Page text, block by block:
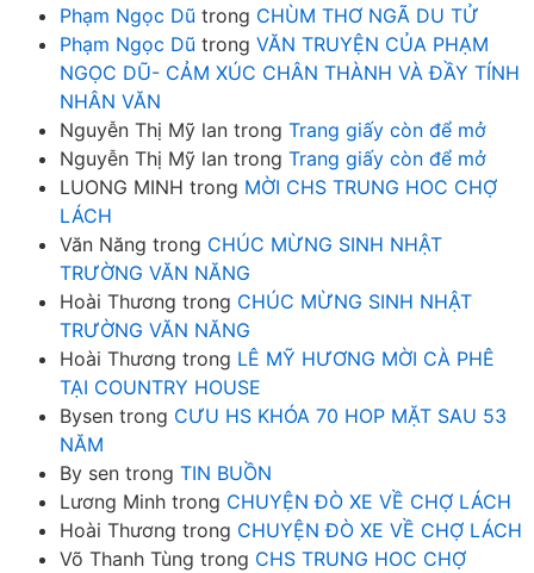
Phạm Ngọc Dũ trong CHÙM THƠ NGÃ DU TỬ
Phạm Ngọc Dũ trong VĂN TRUYỆN CỦA PHẠM
NGỌC DŨ- CẢM XÚC CHÂN THÀNH VÀ ĐẦY TÍNH
NHÂN VĂN
Nguyễn Thị Mỹ lan trong Trang giấy còn để mở
Nguyễn Thị Mỹ lan trong Trang giấy còn để mở
LUONG MINH trong MỜI CHS TRUNG HOC CHỢ
LÁCH
Văn Năng trong CHÚC MỪNG SINH NHẬT
TRƯỜNG VĂN NĂNG
Hoài Thương trong CHÚC MỪNG SINH NHẬT
TRƯỜNG VĂN NĂNG
Hoài Thương trong LÊ MỸ HƯƠNG MỜI CÀ PHÊ
TẠI COUNTRY HOUSE
Bysen trong CƯU HS KHÓA 70 HOP MẶT SAU 53
NĂM
By sen trong TIN BUỒN
Lương Minh trong CHUYỆN ĐÒ XE VỀ CHỢ LÁCH
Hoài Thương trong CHUYỆN ĐÒ XE VỀ CHỢ LÁCH
Võ Thanh Tùng trong CHS TRUNG HOC CHỢ